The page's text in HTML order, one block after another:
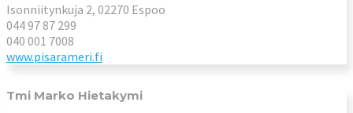
Isonniitynkuja 2, 02270 Espoo
044 97 87 299
040 001 7008
www.pisarameri.fi
Tmi Marko Hietakymi